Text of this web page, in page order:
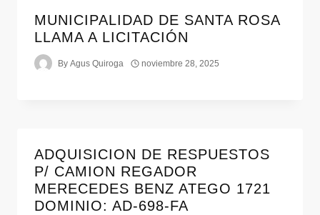
MUNICIPALIDAD DE SANTA ROSA
LLAMA A LICITACIÓN
By Agus Quiroga noviembre 28, 2025
ADQUISICION DE RESPUESTOS
P/ CAMION REGADOR
MERECEDES BENZ ATEGO 1721
DOMINIO: AD-698-FA